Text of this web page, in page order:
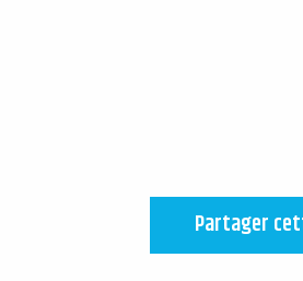
Partager